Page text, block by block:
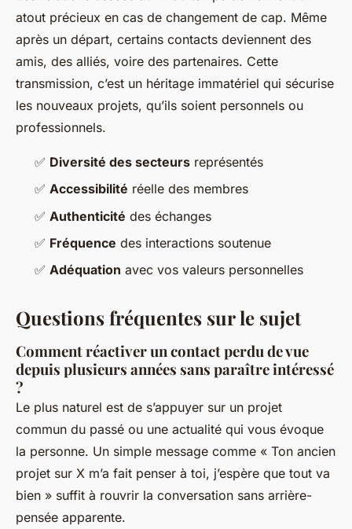
atout précieux en cas de changement de cap. Même
après un départ, certains contacts deviennent des
amis, des alliés, voire des partenaires. Cette
transmission, c’est un héritage immatériel qui sécurise
les nouveaux projets, qu’ils soient personnels ou
professionnels.
✅ Diversité des secteurs représentés
✅ Accessibilité réelle des membres
✅ Authenticité des échanges
✅ Fréquence des interactions soutenue
✅ Adéquation avec vos valeurs personnelles
Questions fréquentes sur le sujet
Comment réactiver un contact perdu de vue
depuis plusieurs années sans paraître intéressé
?
Le plus naturel est de s’appuyer sur un projet
commun du passé ou une actualité qui vous évoque
la personne. Un simple message comme « Ton ancien
projet sur X m’a fait penser à toi, j’espère que tout va
bien » suffit à rouvrir la conversation sans arrière-
pensée apparente.